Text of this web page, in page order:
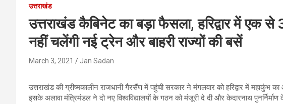
उत्तराखंड
उत्तराखंड कैबिनेट का बड़ा फैसला, हरिद्वार में एक
नहीं चलेंगी नई ट्रेन और बाहरी राज्यों की बसें
March 3, 2021 Jan Sadan
उत्तराखंड की ग्रीष्मकालीन राजधानी गैरसैंण में पहुंची सरकार ने मंगलवार को हरिद्वार में
इसके अलावा मंत्रिमंडल ने दो नए विश्वविद्यालयों के गठन को मंजूरी दे दी और केदारनाथ